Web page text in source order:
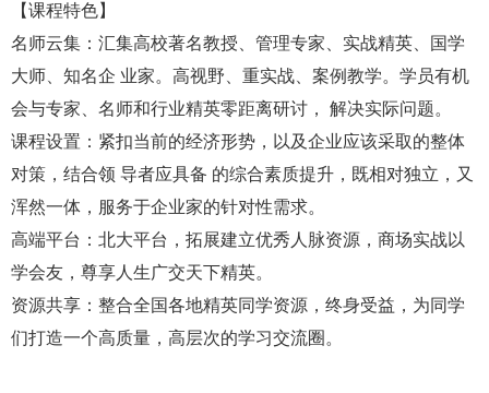
【课程特色】
名师云集：汇集高校著名教授、管理专家、实战精英、国学
大师、知名企 业家。高视野、重实战、案例教学。学员有机
会与专家、名师和行业精英零距离研讨， 解决实际问题。
课程设置：紧扣当前的经济形势，以及企业应该采取的整体
对策，结合领 导者应具备 的综合素质提升，既相对独立，又
浑然一体，服务于企业家的针对性需求。
高端平台：北大平台，拓展建立优秀人脉资源，商场实战以
学会友，尊享人生广交天下精英。
资源共享：整合全国各地精英同学资源，终身受益，为同学
们打造一个高质量，高层次的学习交流圈。